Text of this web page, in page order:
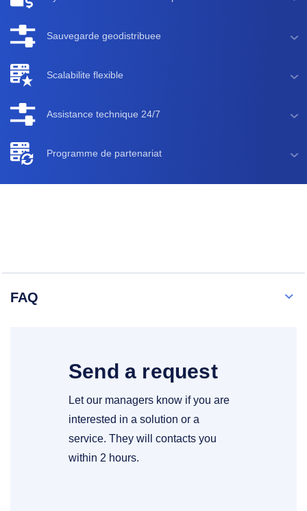
Sauvegarde geodistribuee
Scalabilite flexible
Assistance technique 24/7
Programme de partenariat
FAQ
Send a request
Let our managers know if you are
interested in a solution or a
service. They will contacts you
within 2 hours.